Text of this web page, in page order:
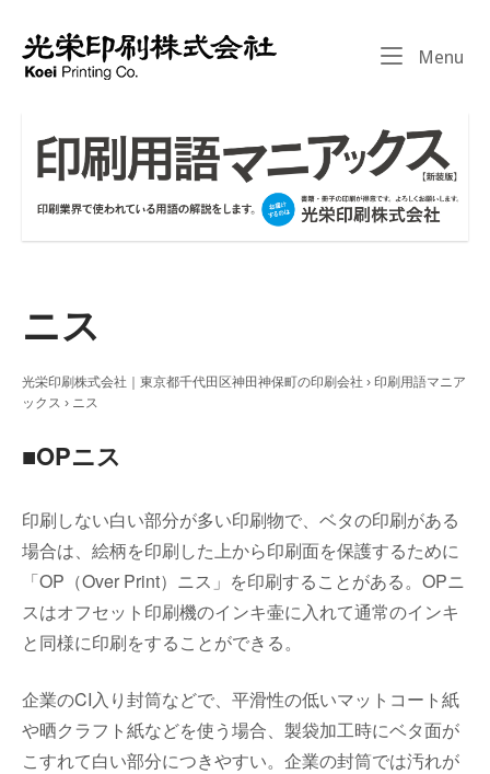
content
Home
Menu
ニス
光栄印刷株式会社｜東京都千代田区神田神保町の印刷会社 › 印刷用語マニア
ックス › ニス
■OPニス
印刷しない白い部分が多い印刷物で、ベタの印刷がある
場合は、絵柄を印刷した上から印刷面を保護するために
「OP（Over Print）ニス」を印刷することがある。OPニ
スはオフセット印刷機のインキ壷に入れて通常のインキ
と同様に印刷をすることができる。
企業のCI入り封筒などで、平滑性の低いマットコート紙
や晒クラフト紙などを使う場合、製袋加工時にベタ面が
こすれて白い部分につきやすい。企業の封筒では汚れが